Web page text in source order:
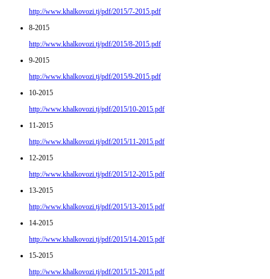
http://www.khalkovozi.tj/pdf/2015/7-2015.pdf
8-2015
http://www.khalkovozi.tj/pdf/2015/8-2015.pdf
9-2015
http://www.khalkovozi.tj/pdf/2015/9-2015.pdf
10-2015
http://www.khalkovozi.tj/pdf/2015/10-2015.pdf
11-2015
http://www.khalkovozi.tj/pdf/2015/11-2015.pdf
12-2015
http://www.khalkovozi.tj/pdf/2015/12-2015.pdf
13-2015
http://www.khalkovozi.tj/pdf/2015/13-2015.pdf
14-2015
http://www.khalkovozi.tj/pdf/2015/14-2015.pdf
15-2015
http://www.khalkovozi.tj/pdf/2015/15-2015.pdf